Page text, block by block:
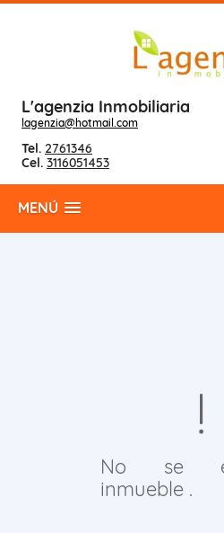
L'agenzia Inmobiliaria
lagenzia@hotmail.com
Tel. 2761346
Cel. 3116051453
MENÚ
No se
inmueble .